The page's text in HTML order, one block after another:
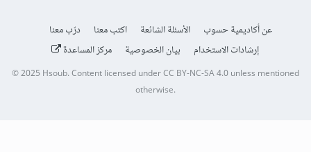
عن أكاديمية حسوب الأسئلة الشائعة اكتب معنا
درّب معنا
إرشادات الاستخدام
بيان الخصوصية مركز المساعدة
© 2025 Hsoub.Content licensed underCC BY-NC-SA 4.0unless mentioned
otherwise.